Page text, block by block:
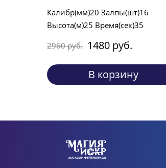
Калибр(мм)20 Залпы(шт)16
Высота(м)25 Время(сек)35
2960 руб. 1480 руб.
В корзину